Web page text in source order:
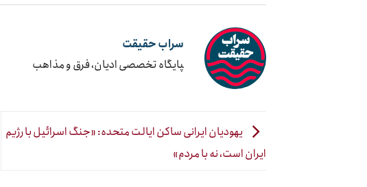
سراب حقیقت
‍پایگاه تخصصی ادیان، فرق و مذاهب
یهودیان ایرانی ساکن ایالت متحده: «جنگ اسرائیل با رژیم
ایران است، نه با مردم»